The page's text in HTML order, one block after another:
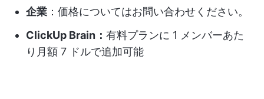
企業 ：価格についてはお問い合わせください。
ClickUp Brain： 有料プランに 1 メンバーあた
り月額 7 ドルで追加可能